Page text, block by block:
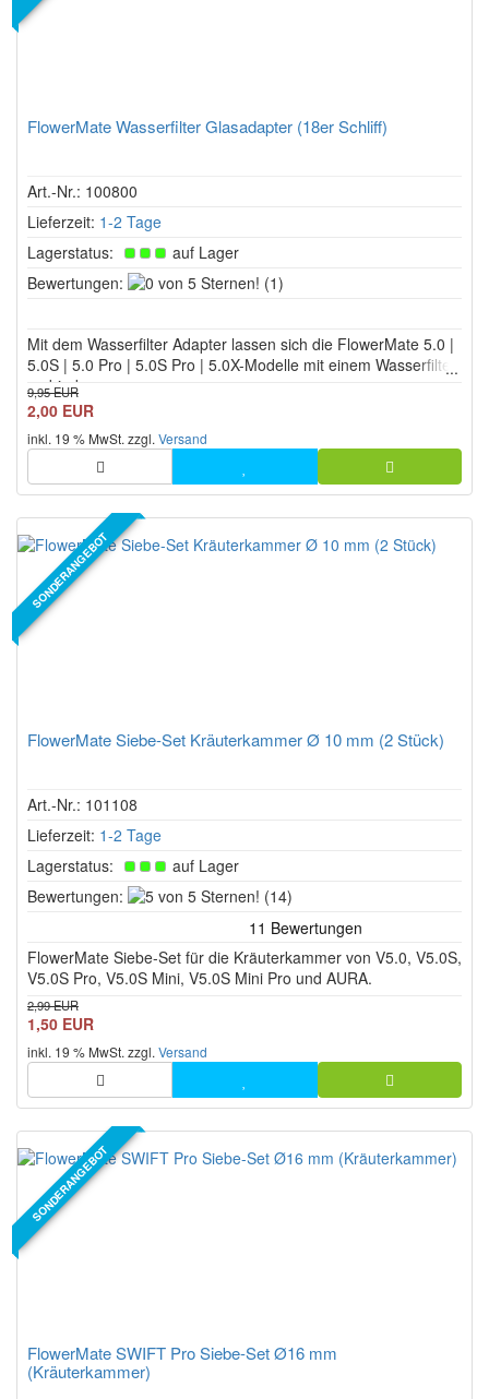
FlowerMate Wasserfilter Glasadapter (18er Schliff)
Art.-Nr.: 100800
Lieferzeit: 1-2 Tage
Lagerstatus:
auf Lager
Bewertungen:
0
Sternen!
(1)
Mit dem Wasserfilter Adapter lassen sich die FlowerMate 5.0 |
5.0S | 5.0 Pro | 5.0S Pro | 5.0X-Modelle mit einem Wasserfilter
verbinden.
9,95 EUR
2,00 EUR
inkl. 19 % MwSt. zzgl. Versand
SONDERANGEBOT
FlowerMate Siebe-Set Kräuterkammer Ø 10 mm (2 Stück)
Art.-Nr.: 101108
Lieferzeit: 1-2 Tage
Lagerstatus:
auf Lager
Bewertungen:
5
5
Sternen!
(14)
FlowerMate Siebe-Set für die Kräuterkammer von V5.0, V5.0S,
V5.0S Pro, V5.0S Mini, V5.0S Mini Pro und AURA.
2,99 EUR
1,50 EUR
inkl. 19 % MwSt. zzgl. Versand
SONDERANGEBOT
FlowerMate SWIFT Pro Siebe-Set Ø16 mm
(Kräuterkammer)